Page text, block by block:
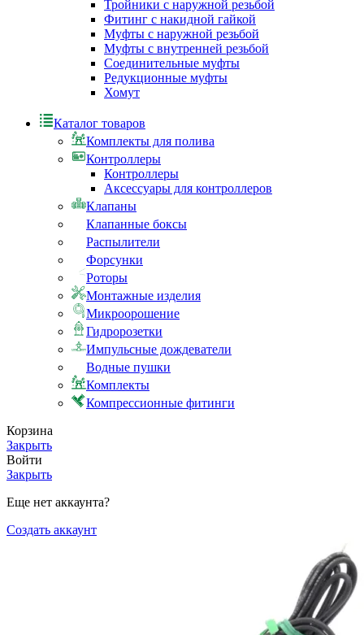
Тройники с наружной резьбой
Фитинг с накидной гайкой
Муфты с наружной резьбой
Муфты с внутренней резьбой
Соединительные муфты
Редукционные муфты
Хомут
Каталог товаров
Комплекты для полива
Контроллеры
Контроллеры
Аксессуары для контроллеров
Клапаны
Клапанные боксы
Распылители
Форсунки
Роторы
Монтажные изделия
Микроорошение
Гидророзетки
Импульсные дождеватели
Водные пушки
Комплекты
Компрессионные фитинги
Корзина
Закрыть
Войти
Закрыть
Еще нет аккаунта?
Создать аккаунт